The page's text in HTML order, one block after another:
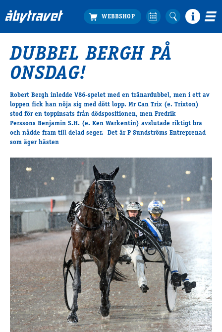
Köp biljett
Travprogrammet
Bra att veta
Restauranger
Catering by Lyon
Hotell nära oss
Presentkort
Tävlingsdagar
FAQ
Travkonferens
Exponering & värdskap
Aktiviteter
Hört och hänt
Tävling
Tävlingsserier
Träning och provlopp
DUBBEL BERGH PÅ
ONSDAG!
Robert Bergh inledde V86-spelet med en tränardubbel, men i ett av
loppen fick han nöja sig med dött lopp. Mr Can Trix(e. Trixton)
stod för en toppinsats från dödspositionen, men Fredrik
Perssons Benjamin S.H. (e. Ken Warkentin) avslutade riktigt bra
och nådde fram till delad seger. Det är P Sundströms Entreprenad
som äger hästen